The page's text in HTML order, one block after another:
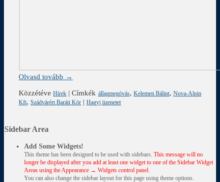
Olvasd tovább →
Közzétéve Hírek |Címkék állagmegóvás, Kelemen Bálint, Nova-Alpin
Kft,Szádvárért Baráti Kör |Hagyj üzenetet
Sidebar Area
Add Some Widgets!
This theme has been designed to be used with sidebars. This message will no
longer be displayed after you add at least one widget to one of the Sidebar Widget
Areas using the Appearance → Widgets control panel.
You can also change the sidebar layout for this page using theme options.